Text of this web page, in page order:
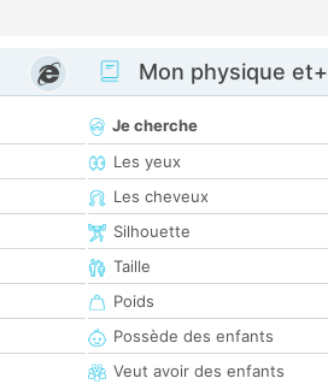
Mon physique et+
Je cherche
Les yeux
Les cheveux
Silhouette
Taille
Poids
Possède des enfants
Veut avoir des enfants